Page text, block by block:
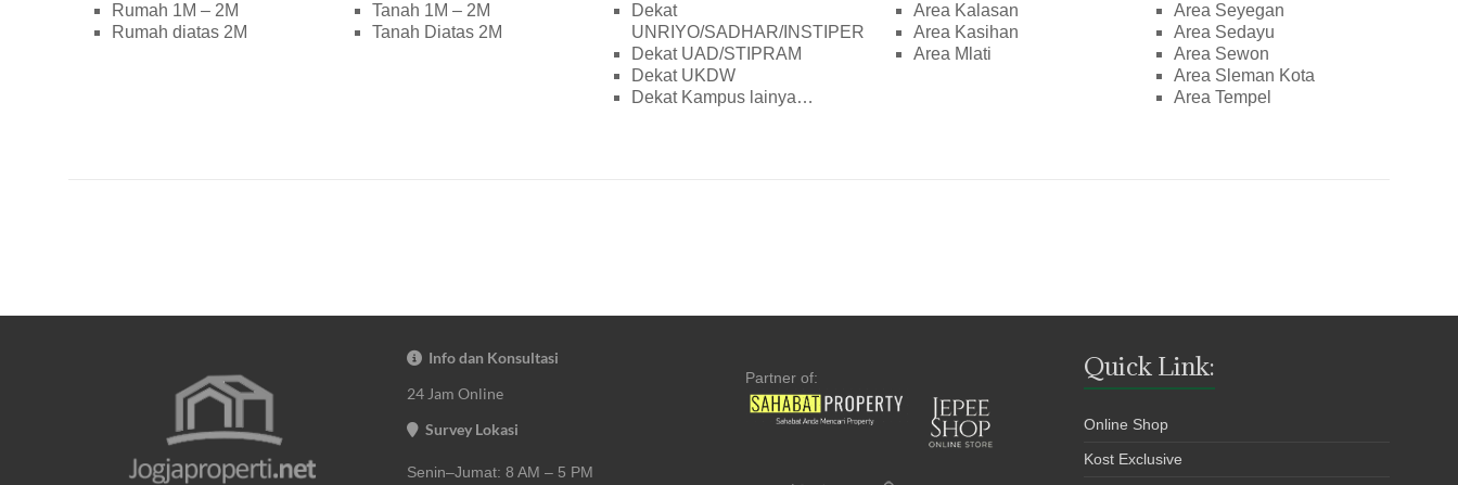
Rumah 1M – 2M
Rumah diatas 2M
Tanah 1M – 2M
Tanah Diatas 2M
Dekat
UNRIYO/SADHAR/INSTIPER
Dekat UAD/STIPRAM
Dekat UKDW
Dekat Kampus lainya…
Area Kalasan
Area Kasihan
Area Mlati
Area Seyegan
Area Sedayu
Area Sewon
Area Sleman Kota
Area Tempel
Info dan Konsultasi
24 Jam Online
Survey Lokasi
Senin–Jumat: 8 AM – 5 PM
Partner of: Quick Link:
Online Shop
Kost Exclusive